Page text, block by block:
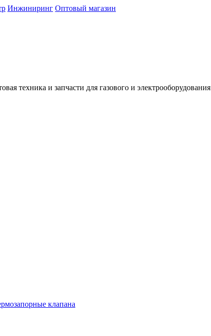
Инжиниринг Оптовый магазин
техника и запчасти для газового и электрооборудования
клапана